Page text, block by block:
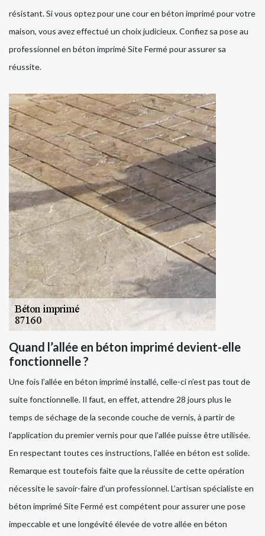
résistant. Si vous optez pour une cour en béton imprimé pour votre
maison, vous avez effectué un choix judicieux. Confiez sa pose au
professionnel en béton imprimé Site Fermé pour assurer sa
réussite.
Quand l’allée en béton imprimé devient-elle
fonctionnelle ?
Une fois l’allée en béton imprimé installé, celle-ci n’est pas tout de
suite fonctionnelle. Il faut, en effet, attendre 28 jours plus le
temps de séchage de la seconde couche de vernis, à partir de
l’application du premier vernis pour que l’allée puisse être utilisée.
En respectant toutes ces instructions, l’allée en béton est solide.
Remarque est toutefois faite que la réussite de cette opération
nécessite le savoir-faire d’un professionnel. L’artisan spécialiste en
béton imprimé Site Fermé est compétent pour assurer une pose
impeccable et une longévité élevée de votre allée en béton